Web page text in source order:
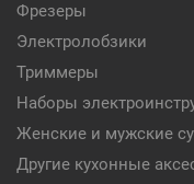
Фрезеры
Электролобзики
Триммеры
Наборы
Женские и мужские
Другие кухонные